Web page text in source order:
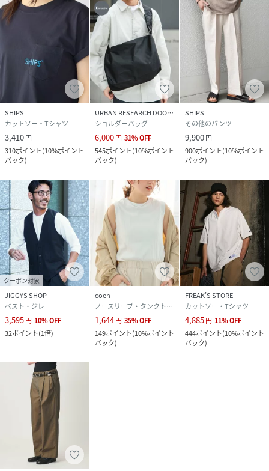
SHIPS
カットソー・Tシャツ
3,410円
310ポイント(10%ポイント
バック)
URBAN RESEARCH DOORS
ショルダーバッグ
6,000円 31%OFF
545ポイント(10%ポイント
バック)
SHIPS
その他のパンツ
9,900円
900ポイント(10%ポイント
バック)
クーポン対象
JIGGYS SHOP
ベスト・ジレ
3,595円 10%OFF
32ポイント(1倍)
coen
ノースリーブ・タンクトップ
1,644円 35%OFF
149ポイント(10%ポイント
バック)
FREAK’S STORE
カットソー・Tシャツ
4,885円 11%OFF
444ポイント(10%ポイント
バック)